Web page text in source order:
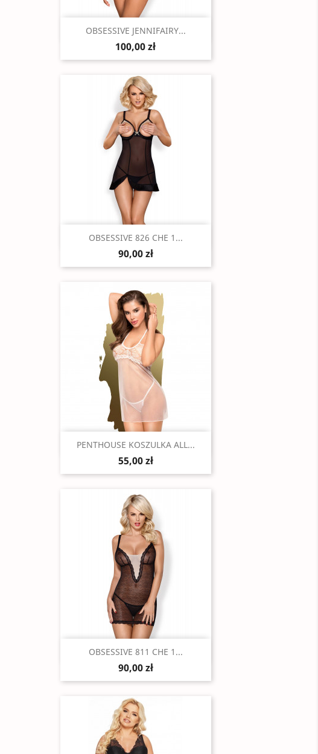
Szybki podgląd
OBSESSIVE JENNIFAIRY...
100,00 zł
Szybki podgląd
OBSESSIVE 826 CHE 1...
90,00 zł
Szybki podgląd
PENTHOUSE KOSZULKA ALL...
55,00 zł
Szybki podgląd
OBSESSIVE 811 CHE 1...
90,00 zł